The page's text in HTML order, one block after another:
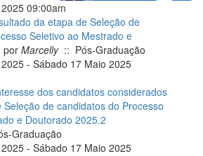
09:00am
da etapa de Seleção de
Seletivo ao Mestrado e
por Marcelly:: Pós-Graduação
- Sábado 17 Maio 2025
dos candidatos considerados
de candidatos do Processo
e Doutorado 2025.2
Graduação
- Sábado 17 Maio 2025